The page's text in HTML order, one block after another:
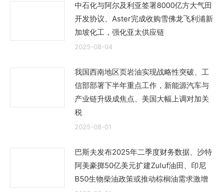
中石化与阿尔及利亚签署8000亿方大气田
开发协议、Aster完成收购雪佛龙飞利浦新
加坡化工，强化亚太供应链
2025-08-04
我国西南地区页岩油实现战略性突破、工
信部部署下半年重点工作，新能源汽车与
产业链升级成焦点、美国大幅上调对加关
税
2025-08-01
巴斯夫发布2025年二季度财务数据、沙特
阿美豪掷50亿美元扩建Zuluf油田、印尼
B50生物柴油政策或推动棕榈油需求激增